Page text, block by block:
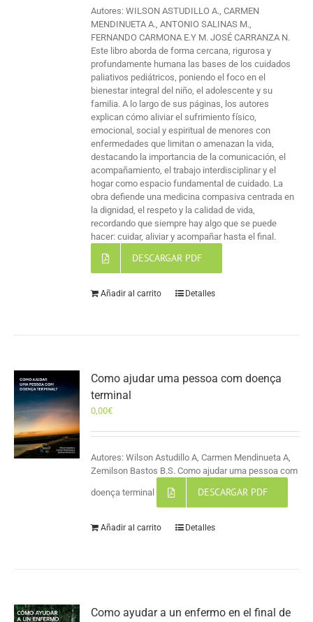
Autores: WILSON ASTUDILLO A., CARMEN
MENDINUETA A., ANTONIO SALINAS M.,
FERNANDO CARMONA E.Y M. JOSÉ CARRANZA N.
Este libro aborda de forma cercana, rigurosa y
profundamente humana las bases de los cuidados
paliativos pediátricos, poniendo el foco en el
bienestar integral del niño, el adolescente y su
familia. A lo largo de sus páginas, los autores
explican cómo aliviar el sufrimiento físico,
emocional, social y espiritual de menores con
enfermedades que limitan o amenazan la vida,
destacando la importancia de la comunicación, el
acompañamiento, el trabajo interdisciplinar y el
hogar como espacio fundamental de cuidado. La
obra defiende una medicina compasiva centrada en
la dignidad, el respeto y la calidad de vida,
recordando que siempre hay algo que se puede
hacer: cuidar, aliviar y acompañar hasta el final.
DESCARGAR PDF
Añadir al carrito Detalles
Como ajudar uma pessoa com doença
terminal
0,00€
Autores: Wilson Astudillo A, Carmen Mendinueta A,
Zemilson Bastos B.S. Como ajudar uma pessoa com
doença terminal DESCARGAR PDF
Añadir al carrito Detalles
Como ayudar a un enfermo en el final de